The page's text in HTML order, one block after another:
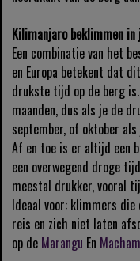
Kilimanjaro beklimmen
Een combinatie van het
en Europa betekent dat
drukste tijd op de berg
maanden, dus als je de
september, of oktober
Af en toe is er altijd een
een overwegend droge
meestal drukker, vooral
Ideaal voor: klimmers die
reis en zich niet laten
op de Marangu En